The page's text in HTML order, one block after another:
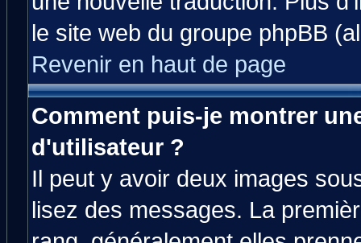
le site web du groupe phpBB
Revenir en haut de page
Comment puis-je montrer
d'utilisateur ?
Il peut y avoir deux images
lisez des messages. La